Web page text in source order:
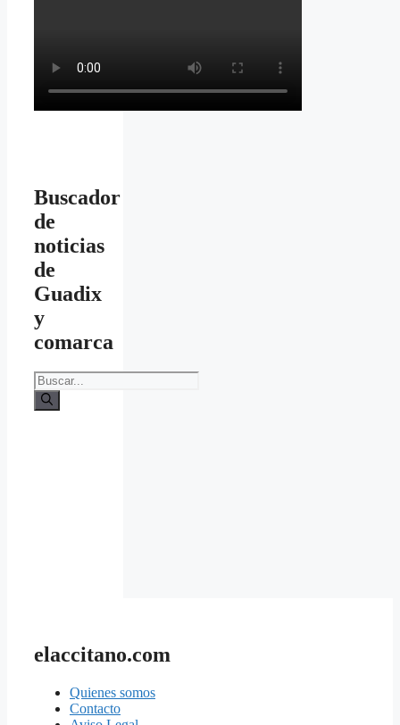
Buscador
de
noticias
de
Guadix
y
comarca
Buscar:
elaccitano.com
Quienes somos
Contacto